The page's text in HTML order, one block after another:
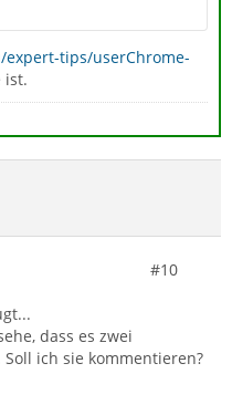
tips/userChrome-
ist.
#10
dass es zwei
ich sie kommentieren?